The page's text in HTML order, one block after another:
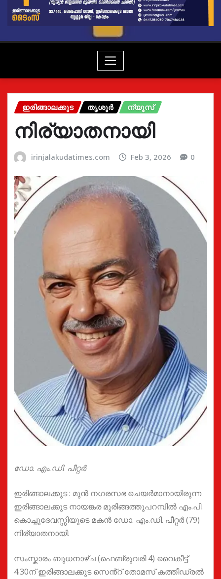
ഇരിങ്ങാലക്കുട തൃശൂർ ന്യൂസ്
നിര്യാതനായി
irinjalakudatimes.com Feb 3, 2026 0
ഡോ. എം.ഡി. പീറ്റർ
ഇരിങ്ങാലക്കുട : മുൻ നഗരസഭ ചെയർമാനായിരുന്ന
ഇരിങ്ങാലക്കുട നായങ്കര മുരിങ്ങത്തുപറമ്പിൽ എം.പി.
കൊച്ചുദേവസ്സിയുടെ മകൻ ഡോ. എം.ഡി. പീറ്റർ (79)
നിര്യാതനായി.
സംസ്കാരം ബുധനാഴ്ച (ഫെബ്രുവരി 4) വൈകീട്ട്
4.30ന് ഇരിങ്ങാലക്കുട സെൻ്റ് തോമസ് കത്തീഡ്രൽ